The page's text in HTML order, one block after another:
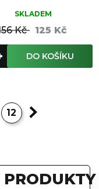
SKLADEM
Kč 125 Kč
DO KOŠÍKU
12